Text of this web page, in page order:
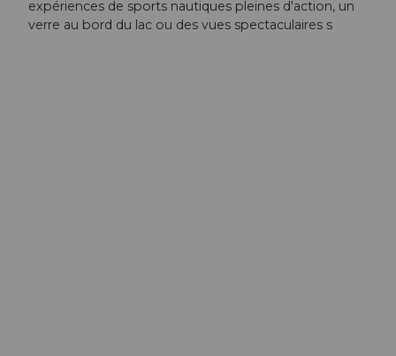
expériences de sports nautiques pleines d'action, un
verre au bord du lac ou des vues spectaculaires s